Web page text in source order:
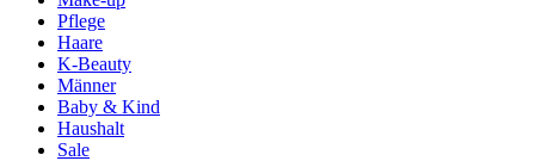
Pflege
Haare
K-Beauty
Männer
Baby & Kind
Haushalt
Sale